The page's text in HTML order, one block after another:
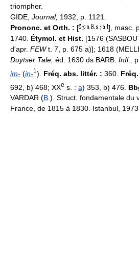
triompher.
GIDE, Journal, 1932, p. 1121.
Prononc. et Orth. : [ ], masc.
1740. Étymol. et Hist. [1576
d'apr. FEWt. 7, p. 675 a)]; 1618
Duytser Tale, éd. 1630 ds BARB. Infl.,
im- (in-1 ). Fréq. abs. littér. : 360.
692, b) 468; XXe s. : a) 353, b) 476.
VARDAR (B.). Struct. fondamentale du
France, de 1815 à 1830. Istanbul,